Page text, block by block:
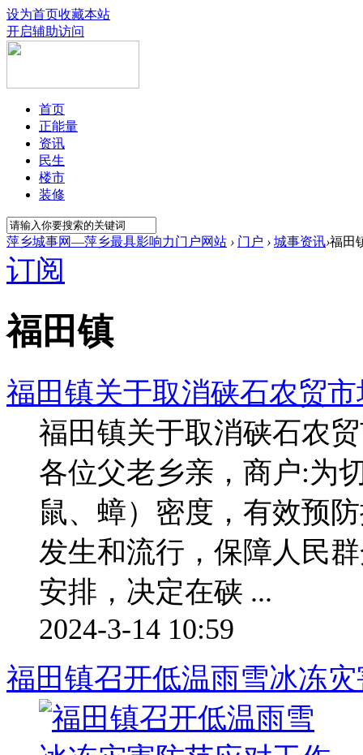
设为首页收藏本站
开启辅助访问
首页
正能量
资讯
民生
楼市
装修
萍乡城事网—萍乡最具影响力门户网站 › 门户 › 城事资讯›福田
订阅
福田镇
福田镇关于取消硖石农贸
福田镇关于取消硖石农
各位父老乡亲，商户:为
鼠、蟑）密度，有效预
发生和流行，保障人民
安排，决定在硖 ...
2024-3-14 10:59
福田镇召开低温雨雪冰冻